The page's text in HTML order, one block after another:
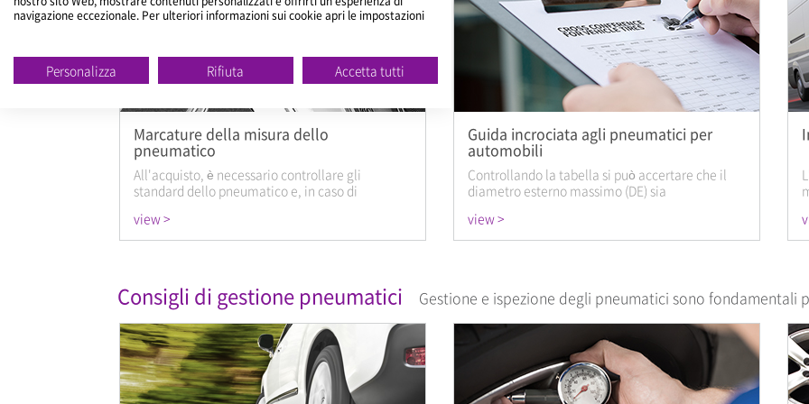
Marcature della misura dello
pneumatico
All'acquisto, è necessario controllare gli
standard dello pneumatico e, in caso di
standard per garantirsi lo pneumatico perfetto
per la propria automobile.
view >
Guida incrociata agli pneumatici per
automobili
Controllando la tabella si può accertare che il
diametro esterno massimo (DE) sia
view >
Consigli di gestione pneumatici Gestione e ispezione degli pneumatici sono fondamentali
navigazione eccezionale. Per ulteriori informazioni sui cookie apri le impostazioni
Personalizza Rifiuta Accetta tutti